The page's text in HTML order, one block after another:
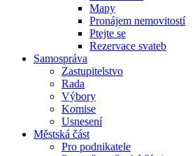
Mapy
Pronájem nemovitostí
Ptejte se
Rezervace svateb
Samospráva
Zastupitelstvo
Rada
Výbory
Komise
Usnesení
Městská část
Pro podnikatele